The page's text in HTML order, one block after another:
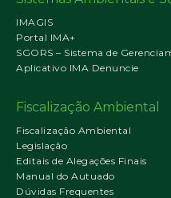
IMAGIS
Portal IMA+
SGORS – Sistema de
Aplicativo IMA Denuncie
Fiscalização Ambiental
Fiscalização Ambiental
Legislação
Editais de Alegações Finais
Manual do Autuado
Dúvidas Frequentes